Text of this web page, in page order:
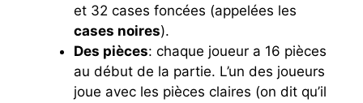
et 32 cases foncées (appelées les
cases noires).
Des pièces: chaque joueur a 16 pièces
au début de la partie. L’un des joueurs
joue avec les pièces claires (on dit qu’il